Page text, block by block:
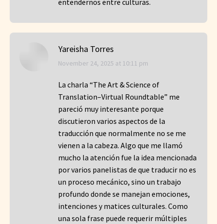
entendernos entre culturas.
Yareisha Torres
says:
November 24, 2025 at 10:11 pm
La charla “The Art & Science of
Translation–Virtual Roundtable” me
pareció muy interesante porque
discutieron varios aspectos de la
traducción que normalmente no se me
vienen a la cabeza. Algo que me llamó
mucho la atención fue la idea mencionada
por varios panelistas de que traducir no es
un proceso mecánico, sino un trabajo
profundo donde se manejan emociones,
intenciones y matices culturales. Como
una sola frase puede requerir múltiples